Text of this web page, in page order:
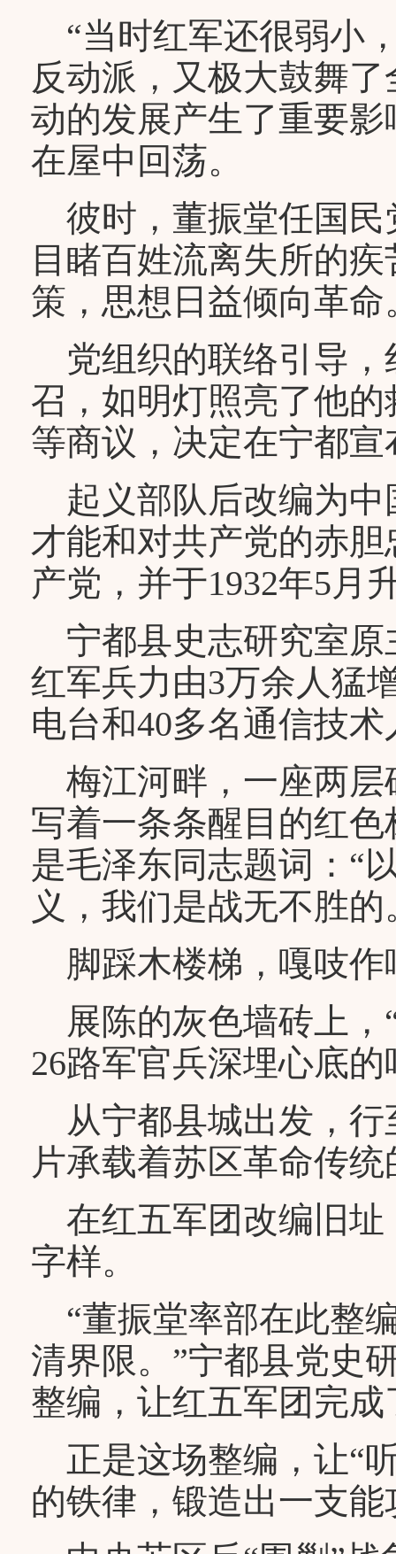
“当时红军还很弱小
反动派，又极大鼓舞
动的发展产生了重要
在屋中回荡。
彼时，董振堂任国民
目睹百姓流离失所的
策，思想日益倾向革命
党组织的联络引导，
召，如明灯照亮了他
等商议，决定在宁都
起义部队后改编为中
才能和对共产党的赤
产党，并于1932年5月
宁都县史志研究室原
红军兵力由3万余人猛
电台和40多名通信技
梅江河畔，一座两层
写着一条条醒目的红
是毛泽东同志题词：“
义，我们是战无不胜的
脚踩木楼梯，嘎吱作
展陈的灰色墙砖上，
26路军官兵深埋心底的
从宁都县城出发，行
片承载着苏区革命传
在红五军团改编旧址
字样。
“董振堂率部在此整
清界限。”宁都县党史
整编，让红五军团完
正是这场整编，让“
的铁律，锻造出一支